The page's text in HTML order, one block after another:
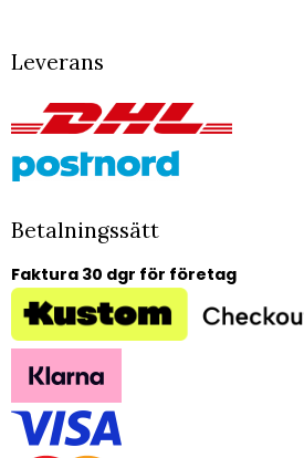
Leverans
Betalningssätt
Faktura 30 dgr för företag